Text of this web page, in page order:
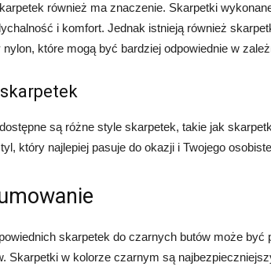
również ma znaczenie. Skarpetki
i komfort. Jednak istnieją również
nylon, które mogą być bardziej odpowiednie w
są różne style skarpetek, takie jak
który najlepiej pasuje do okazji i Twojego
skarpetek do czarnych butów może być
Skarpetki w kolorze czarnym są